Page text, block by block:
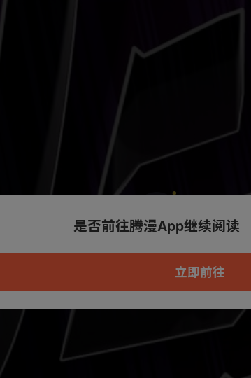
本章节仅支持App阅读，可打开App新用
户7天免费看
是否前往腾漫App继续阅读
立即前往